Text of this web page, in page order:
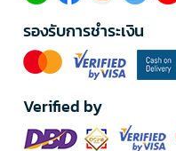
รองรับการชำระเงิน
Verified by